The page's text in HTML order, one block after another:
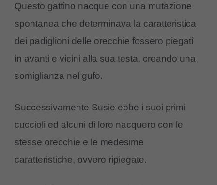
Questo gattino nacque con una mutazione
spontanea che determinava la caratteristica
dei padiglioni delle orecchie fossero piegati
in avanti e vicini alla sua testa, creando una
somiglianza nel gufo.
Successivamente Susie ebbe i suoi primi
cuccioli ed alcuni di loro nacquero con le
stesse orecchie e le medesime
caratteristiche, ovvero ripiegate.